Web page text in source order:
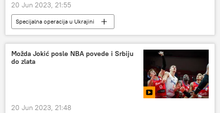
20 Jun 2023, 21:55
Specijalna operacija u Ukrajini
Specijalna vojna operacija u Ukrajini – vesti
Svet
Svet – politika
Velika Britanija
Ukrajina
Možda Jokić posle NBA povede i Srbiju
do zlata
20 Jun 2023, 21:48